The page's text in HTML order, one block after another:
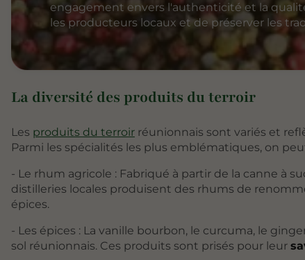
engagement envers l'authenticité et la
les producteurs locaux et de préserver les
La diversité des produits du terroir
Les produits du terroir réunionnais sont variés et
Parmi les spécialités les plus emblématiques, on
- Le rhum agricole : Fabriqué à partir de la canne à
distilleries locales produisent des rhums de
épices.
- Les épices : La vanille bourbon, le curcuma, le
sol réunionnais. Ces produits sont prisés pour leur